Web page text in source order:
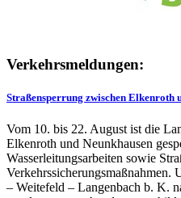
Verkehrsmeldungen:
Straßensperrung zwischen Elkenroth
Vom 10. bis 22. August ist die
Elkenroth und Neunkhausen
Wasserleitungsarbeiten sowie
Verkehrssicherungsmaßnahmen.
– Weitefeld – Langenbach b. K.